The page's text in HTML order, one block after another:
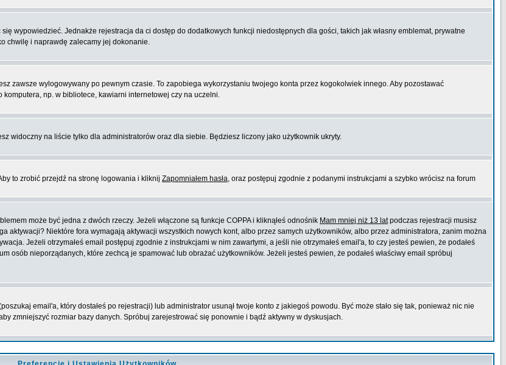
wypowiedzieć. Jednakże rejestracja da ci dostęp do dodatkowych funkcji niedostępnych dla gości, takich jak własny emblemat, prywatne
chwilę i naprawdę zalecamy jej dokonanie.
zawsze wylogowywany po pewnym czasie. To zapobiega wykorzystaniu twojego konta przez kogokolwiek innego. Aby pozostawać
np. w bibliotece, kawiarni internetowej czy na uczelni.
widoczny na liście tylko dla administratorów oraz dla siebie. Będziesz liczony jako użytkownik ukryty.
to zrobić przejdź na stronę logowania i kliknij Zapomniałem hasła, oraz postępuj zgodnie z podanymi instrukcjami a szybko wrócisz na forum
może być jedna z dwóch rzeczy. Jeżeli włączone są funkcje COPPA i kliknąłeś odnośnik Mam mniej niż 13 latpodczas rejestracji musisz
aktywacji? Niektóre fora wymagają aktywacji wszystkich nowych kont, albo przez samych użytkowników, albo przez administratora, zanim można
Jeżeli otrzymałeś email postępuj zgodnie z instrukcjami w nim zawartymi, a jeśli nie otrzymałeś email'a, to czy jesteś pewien, że podałeś
osób nieporządanych, które zechcą je spamować lub obrażać użytkowników. Jeżeli jesteś pewien, że podałeś właściwy email spróbuj
email'a, który dostałeś po rejestracji) lub administrator usunął twoje konto z jakiegoś powodu. Być może stało się tak, ponieważ nic nie
zmniejszyć rozmiar bazy danych. Spróbuj zarejestrować się ponownie i bądź aktywny w dyskusjach.